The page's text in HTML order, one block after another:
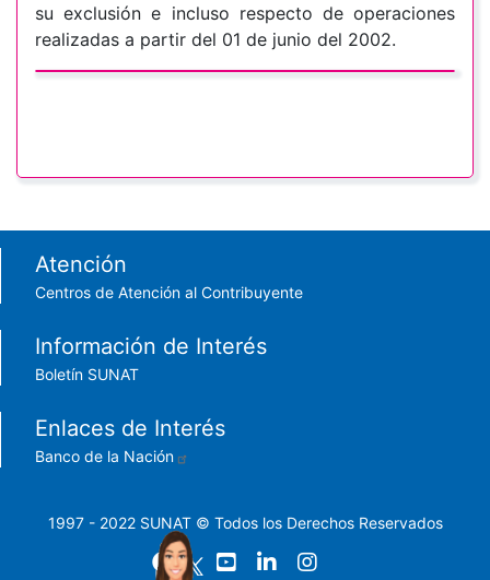
su exclusión e incluso respecto de operaciones
realizadas a partir del 01 de junio del 2002.
Footer menu
Atención
Centros de Atención al Contribuyente
Información de Interés
Boletín SUNAT
Enlaces de Interés
Banco de la Nación
1997 - 2022 SUNAT © Todos los Derechos Reservados